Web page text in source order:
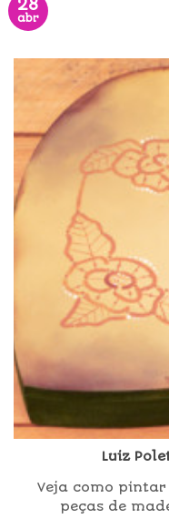
28
abr
Luiz
Veja como
peças de